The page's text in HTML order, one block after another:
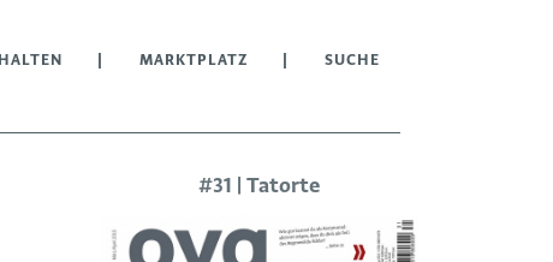
MARKTPLATZ SUCHE
#31 | Tatorte